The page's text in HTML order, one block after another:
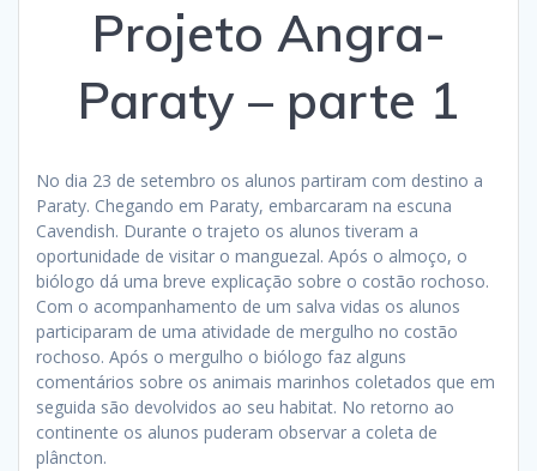
Projeto Angra-
Paraty – parte 1
No dia 23 de setembro os alunos partiram com destino a
Paraty. Chegando em Paraty, embarcaram na escuna
Cavendish. Durante o trajeto os alunos tiveram a
oportunidade de visitar o manguezal. Após o almoço, o
biólogo dá uma breve explicação sobre o costão rochoso.
Com o acompanhamento de um salva vidas os alunos
participaram de uma atividade de mergulho no costão
rochoso. Após o mergulho o biólogo faz alguns
comentários sobre os animais marinhos coletados que em
seguida são devolvidos ao seu habitat. No retorno ao
continente os alunos puderam observar a coleta de
plâncton.